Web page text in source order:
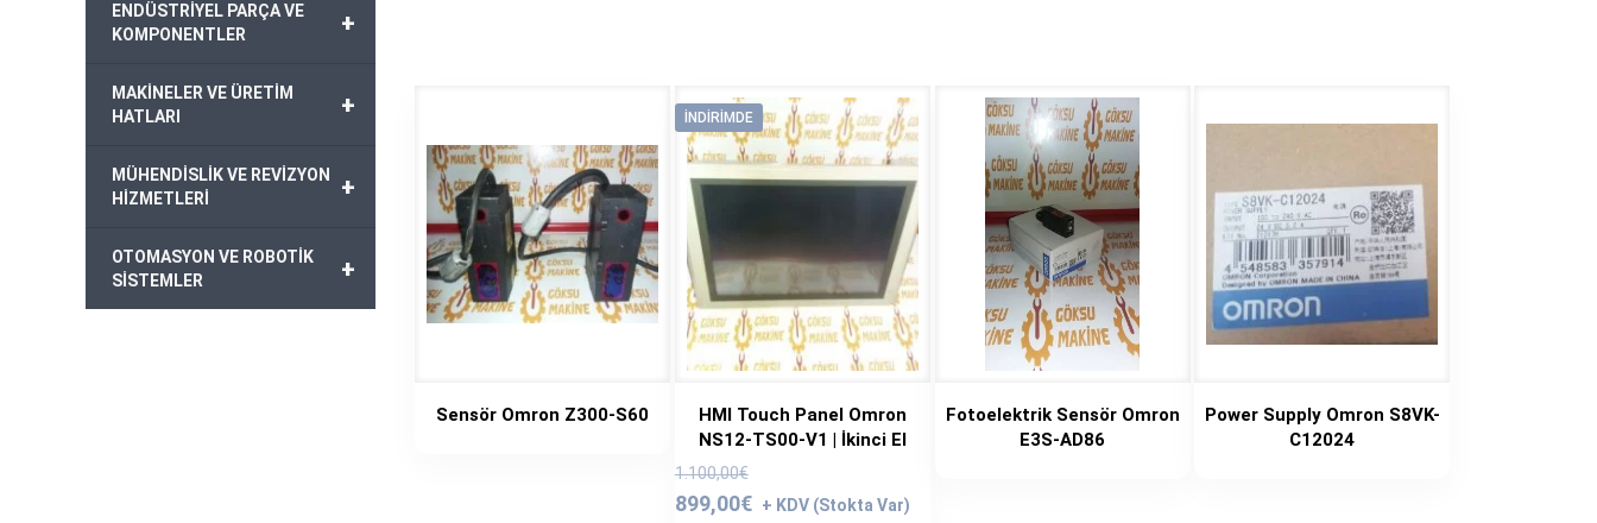
Sensör Omron Z300-S60
İNDIRIMDE
HMI Touch Panel Omron
NS12-TS00-V1 | İkinci El
1.100,00€
fiyat:
899,00€
Şu
Fotoelektrik Sensör Omron
E3S-AD86
Power Supply Omron S8VK-
C12024
+
ENDÜSTRİYEL PARÇA VE
KOMPONENTLER
+
MAKİNELER VE ÜRETİM
HATLARI
+
MÜHENDİSLİK VE REVİZYON
HİZMETLERİ
+
OTOMASYON VE ROBOTİK
SİSTEMLER